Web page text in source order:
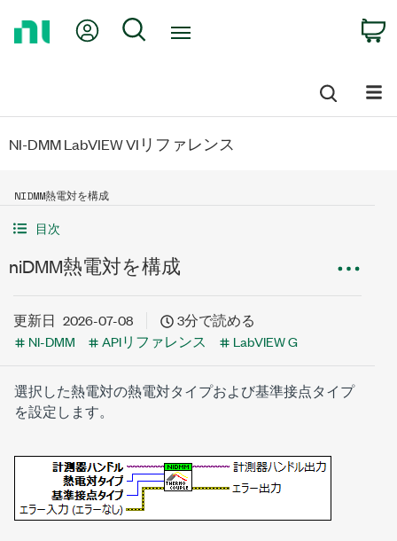
My Account
Search
NI-DMM LabVIEW VIリファレンス
NIDMM熱電対を構成
目次
niDMM熱電対を構成
更新日 2026-07-08
3分で読める
NI-DMM
APIリファレンス LabVIEW G
選択した熱電対の熱電対タイプおよび基準接点タイプ
を設定します。